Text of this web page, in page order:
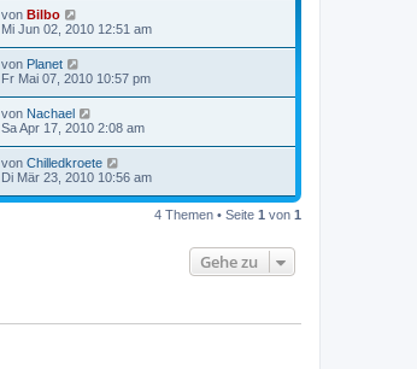
von Bilbo
Mi Jun 02, 2010 12:51 am
von Planet
Fr Mai 07, 2010 10:57 pm
von Nachael
Sa Apr 17, 2010 2:08 am
von Chilledkroete
Di Mär 23, 2010 10:56 am
4 Themen • Seite 1 von 1
Gehe zu